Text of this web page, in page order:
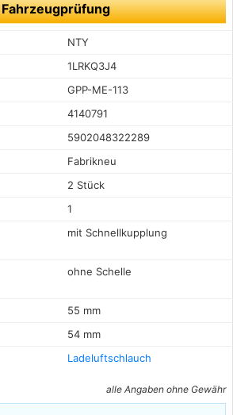
Fahrzeugprüfung
NTY
1LRKQ3J4
GPP-ME-113
4140791
5902048322289
Fabrikneu
2 Stück
1
mit Schnellkupplung
ohne Schelle
55 mm
54 mm
Ladeluftschlauch
alle Angaben ohne Gewähr